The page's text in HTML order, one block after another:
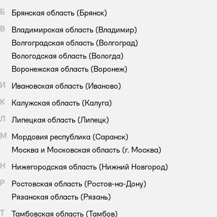
Б Брянская область (Брянск)
В
Владимирская область (Владимир)
Волгоградская область (Волгоград)
Вологодская область (Вологда)
Воронежская область (Воронеж)
И
Ивановская область (Иваново)
К
Калужская область (Калуга)
Л
Липецкая область (Липецк)
М
Мордовия республика (Саранск)
Москва и Московская область (г. Москва)
Н
Нижегородская область (Нижний Новгород)
Р
Ростовская область (Ростов-на-Дону)
Рязанская область (Рязань)
Т
Тамбовская область (Тамбов)